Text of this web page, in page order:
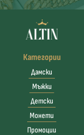
Категории
Дамски
Мъжки
Детски
Монети
Промоции